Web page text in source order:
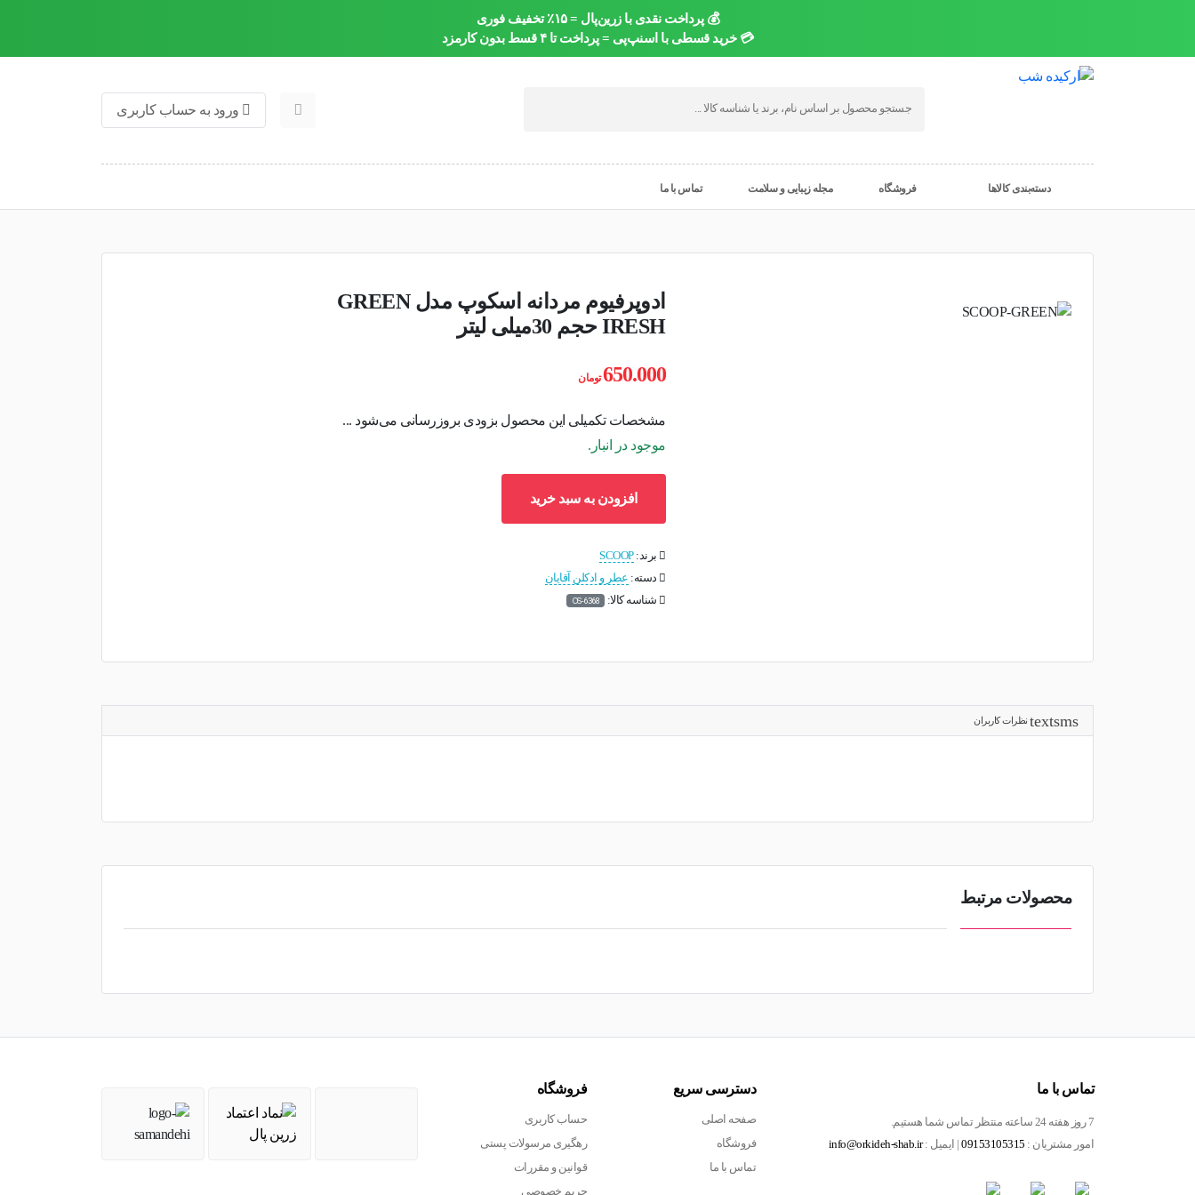
💰 پرداخت نقدی با زرین‌پال = ۱۵٪ تخفیف فوری
💳 خرید قسطی با اسنپ‌پی = پرداخت تا ۴ قسط بدون کارمزد
ورود به حساب کاربری
دسته‌بندی کالاها فروشگاه مجله زیبایی و سلامت تماس با ما
ادوپرفیوم مردانه اسکوپ مدل GREEN
IRESH حجم 30میلی لیتر
650.000تومان
مشخصات تکمیلی این محصول بزودی بروزرسانی می‌شود ...
موجود در انبار.
افزودن به سبد خرید
برند:SCOOP
دسته: عطر و ادکلن آقایان
شناسه کالا:
OS-6368
نظرات کاربران
محصولات مرتبط
تماس با ما
7 روز هفته 24 ساعته منتظر تماس شما هستیم.
امور مشتریان : 09153105315 | ایمیل :info@orkideh-shab.ir
دسترسی سریع
صفحه اصلی
فروشگاه
تماس با ما
فروشگاه
حساب کاربری
رهگیری مرسولات پستی
قوانین و مقررات
حریم خصوصی